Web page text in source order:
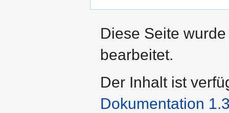
Diese Seite
bearbeitet.
Der Inhalt ist
Dokumentation